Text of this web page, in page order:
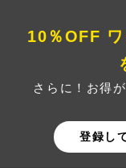
10％OFF ワ
さらに！お得
登録し